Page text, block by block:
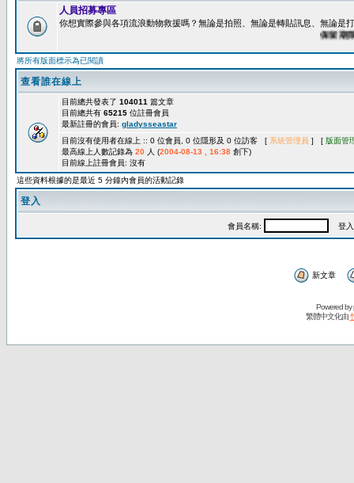
人員招募專區
你想實際參與各項流浪動物救援嗎？無論是拍照、無論是轉貼訊息、無論是
保留期限：
將所有版面標示為已閱讀
查看誰在線上
目前總共發表了 104011 篇文章
目前總共有 65215 位註冊會員
最新註冊的會員: gladysseastar
目前沒有使用者在線上 :: 0 位會員, 0 位隱形及 0 位訪客 [ 系統管理員 ] [ 版面管
最高線上人數記錄為 20 人 (2004-08-13 , 16:38 創下)
目前線上註冊會員: 沒有
這些資料根據的是最近 5 分鐘內會員的活動記錄
登入
會員名稱: 登入
新文章
Powered by
繁體中文化由